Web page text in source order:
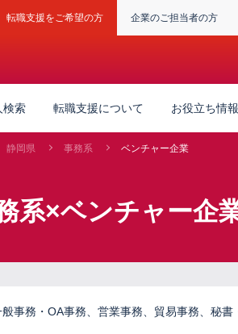
転職支援をご希望の方 企業のご担当者の方
検索 転職支援について お役立ち情報
静岡県 事務系 ベンチャー企業
系×ベンチャー企
事務・OA事務、営業事務、貿易事務、秘